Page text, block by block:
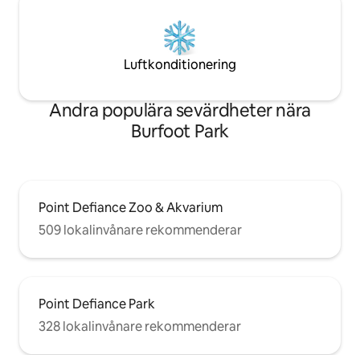
Luftkonditionering
Andra populära sevärdheter nära
Burfoot Park
Point Defiance Zoo & Akvarium
509 lokalinvånare rekommenderar
Point Defiance Park
328 lokalinvånare rekommenderar